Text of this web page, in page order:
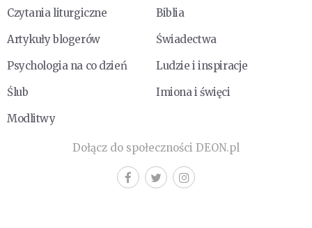
Czytania liturgiczne
Biblia
Artykuły blogerów
Świadectwa
Psychologia na co dzień
Ludzie i inspiracje
Ślub
Imiona i święci
Modlitwy
Dołącz do społeczności DEON.pl